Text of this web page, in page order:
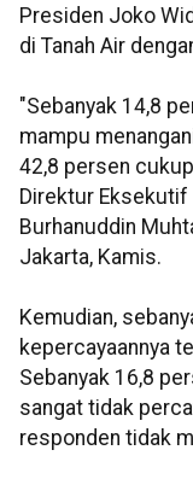
Presiden Joko
di Tanah Air
"Sebanyak 14,8
mampu
42,8 persen
Direktur
Burhanuddin
Jakarta, Kamis.
Kemudian,
kepercayaannya
Sebanyak 16,8
sangat tidak
responden tidak